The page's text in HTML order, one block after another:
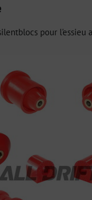
pour l'essieu